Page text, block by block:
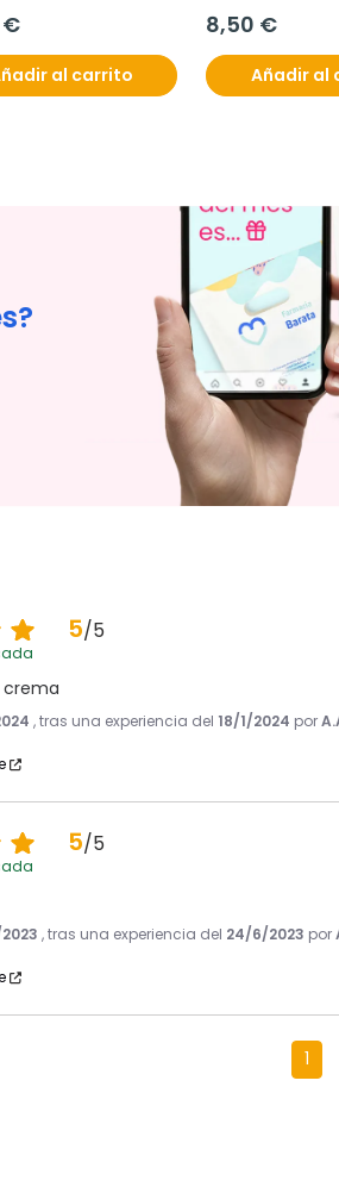
€
al carrito
8,50 €
Añadir al
5/5
crema
, tras una experiencia del 18/1/2024 por
5/5
, tras una experiencia del 24/6/2023 por
1